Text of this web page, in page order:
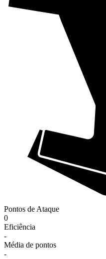
Pontos de Ataque
0
Eficiência
-
Média de pontos
-